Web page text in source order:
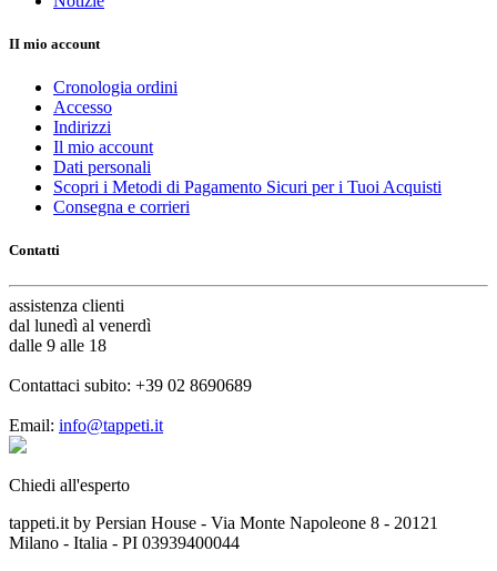
II mio account
Cronologia ordini
Accesso
Indirizzi
Il mio account
Dati personali
Scopri i Metodi di Pagamento Sicuri per i Tuoi Acquisti
Consegna e corrieri
Contatti
assistenza clienti
dal lunedì al venerdì
dalle 9 alle 18
Contattaci subito: +39 02 8690689
Email: info@tappeti.it
Chiedi all'esperto
tappeti.it by Persian House - Via Monte Napoleone 8 - 20121
Milano - Italia - PI 03939400044